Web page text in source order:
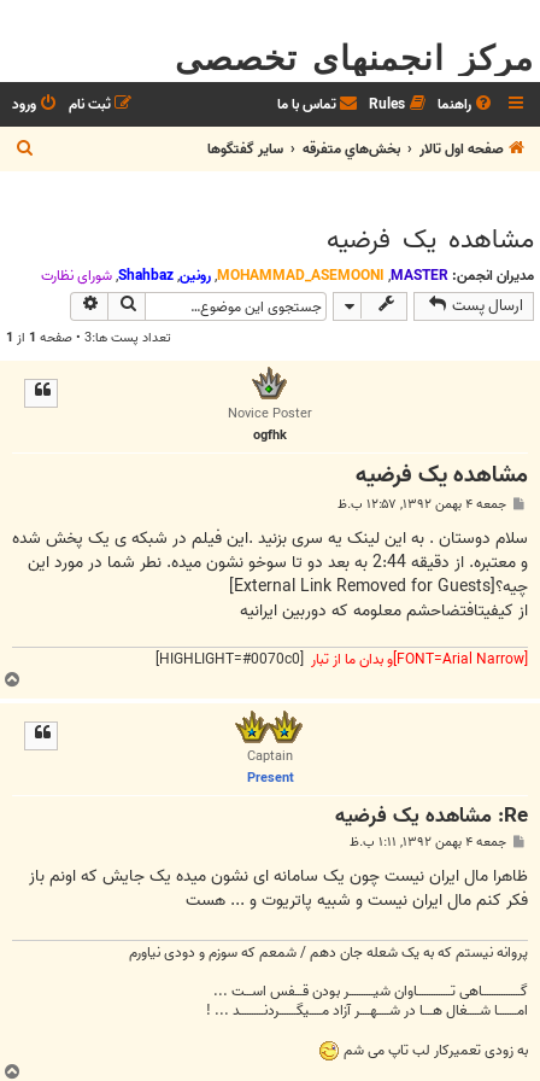
مرکز انجمنهای تخصصی
راهنما Rules تماس با ما ورود
ثبت نام
صفحه اول تالار
بخش‌‌هاي متفرقه ساير گفتگوها
س
مشاهده یک فرضیه
مدیران انجمن: MASTER
,
MOHAMMAD_ASEMOONI
,رونین,
Shahbaz
,شوراي نظارت
ارسال پست جستجو
تعداد پست ها:3 • صفحه 1 از 1
Novice Poster
ogfhk
مشاهده یک فرضیه
ت
جمعه ۴ بهمن ۱۳۹۲, ۱۲:۵۷ ب.ظ
سلام دوستان . به این لینک یه سری بزنید .این فیلم در شبکه ی یک پخش شده
و معتبره. از دقیقه 2:44 به بعد دو تا سوخو نشون میده. نطر شما در مورد این
چیه؟[External Link Removed for Guests]
از کیفیتافتضاحشم معلومه که دوربین ایرانیه
[FONT=Arial Narrow]و بدان ما از تبار
[HIGHLIGHT=#0070c0]
Captain
Present
Re: مشاهده یک فرضیه
ت
جمعه ۴ بهمن ۱۳۹۲, ۱:۱۱ ب.ظ
ظاهرا مال ایران نیست چون یک سامانه ای نشون میده یک جایش که اونم باز
فکر کنم مال ایران نیست و شبیه پاتریوت و ... هست
پروانه نیستم که به یک شعله جان دهم / شمعم که سوزم و دودی نیاورم
گــــــــــــــــاهی تــــــــــــــاوان شیــــــــــر بودن قـــفس اســـت ...
امــــــــا شـــــغال هــــا در شـــــهــــر آزاد مـــــیگـــــــردنــــــــــد ... !
به زودی تعمیرکار لب تاپ می شم